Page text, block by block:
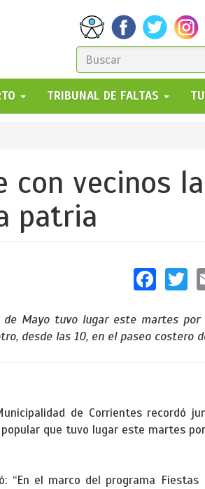
FORMULARIO
DE
BÚSQUEDA
GO!
TRIBUNAL DE FALTAS
con vecinos
patria
Mayo tuvo lugar este martes
desde las 10, en el paseo costero
de Corrientes recordó
que tuvo lugar este martes
“En el marco del programa